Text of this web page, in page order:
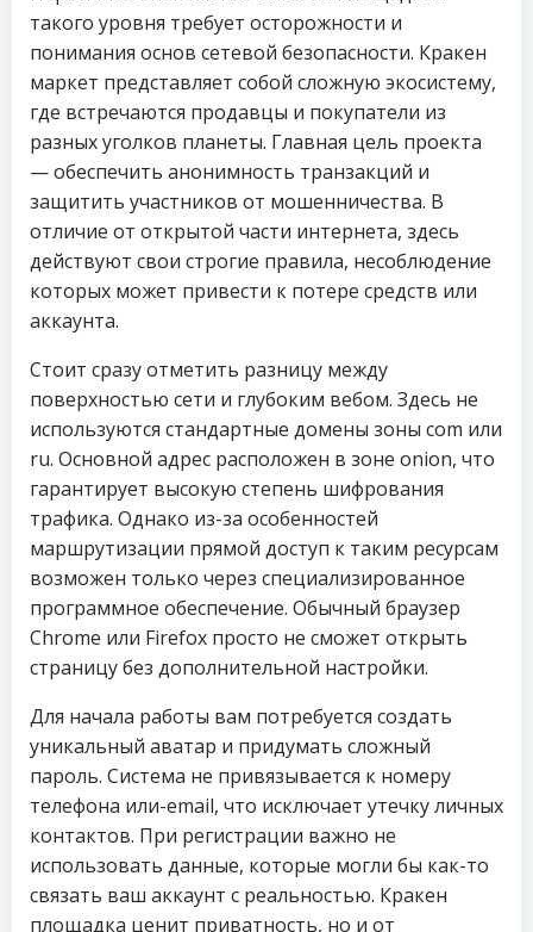
такого уровня требует осторожности и
понимания основ сетевой безопасности. Кракен
маркет представляет собой сложную экосистему,
где встречаются продавцы и покупатели из
разных уголков планеты. Главная цель проекта
— обеспечить анонимность транзакций и
защитить участников от мошенничества. В
отличие от открытой части интернета, здесь
действуют свои строгие правила, несоблюдение
которых может привести к потере средств или
аккаунта.
Стоит сразу отметить разницу между
поверхностью сети и глубоким вебом. Здесь не
используются стандартные домены зоны com или
ru. Основной адрес расположен в зоне onion, что
гарантирует высокую степень шифрования
трафика. Однако из-за особенностей
маршрутизации прямой доступ к таким ресурсам
возможен только через специализированное
программное обеспечение. Обычный браузер
Chrome или Firefox просто не сможет открыть
страницу без дополнительной настройки.
Для начала работы вам потребуется создать
уникальный аватар и придумать сложный
пароль. Система не привязывается к номеру
телефона или-email, что исключает утечку личных
контактов. При регистрации важно не
использовать данные, которые могли бы как-то
связать ваш аккаунт с реальностью. Кракен
площадка ценит приватность, но и от